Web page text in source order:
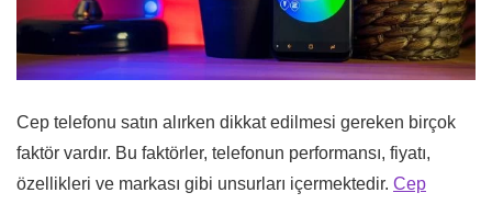
Cep telefonu satın alırken dikkat edilmesi gereken birçok
faktör vardır. Bu faktörler, telefonun performansı, fiyatı,
özellikleri ve markası gibi unsurları içermektedir. Cep